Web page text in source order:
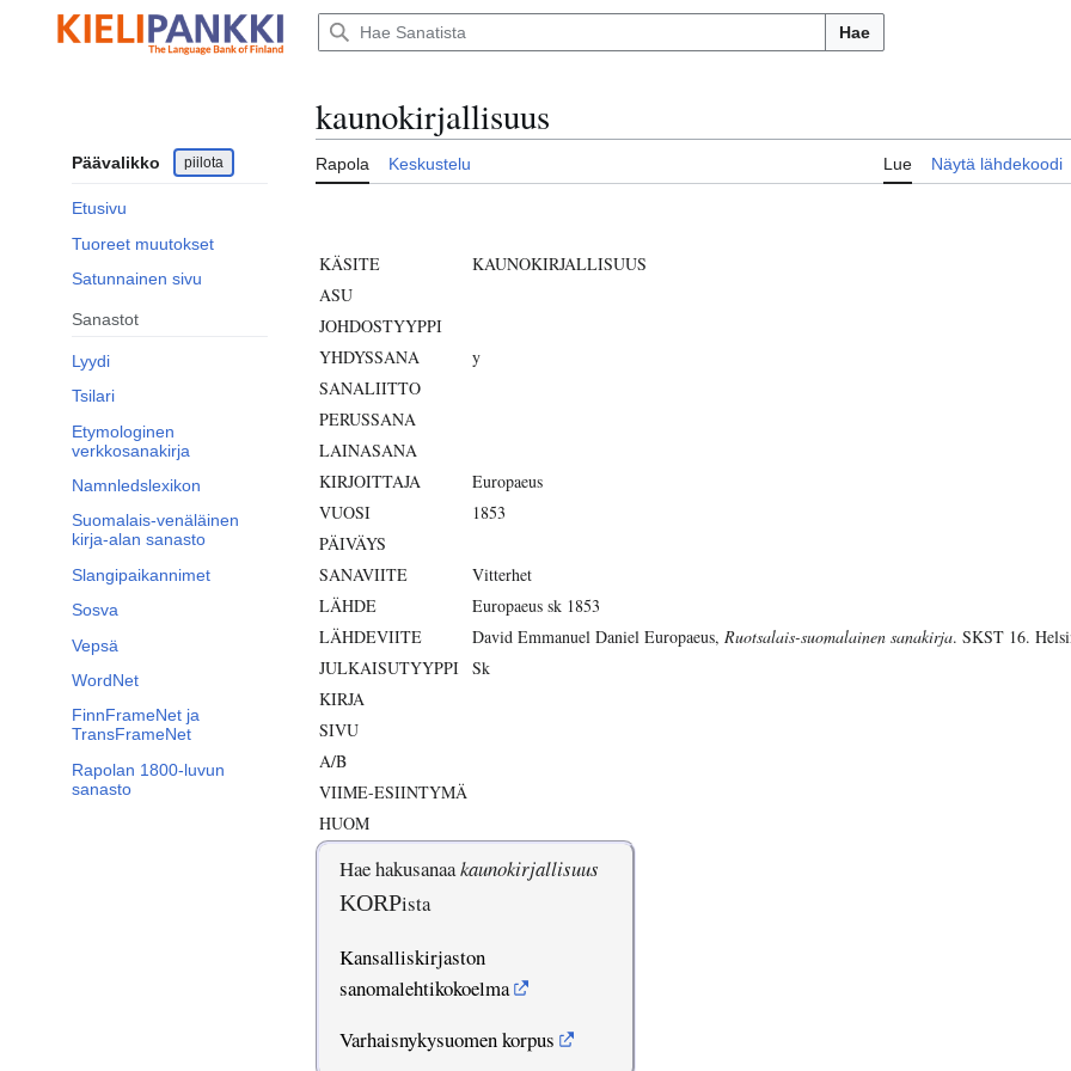
sisältöön
Hae
Päävalikko piilota
Etusivu
Tuoreet muutokset
Satunnainen sivu
Sanastot
Lyydi
Tsilari
Etymologinen
verkkosanakirja
Namnledslexikon
Suomalais-venäläinen
kirja-alan sanasto
Slangipaikannimet
Sosva
Vepsä
WordNet
FinnFrameNet ja
TransFrameNet
Rapolan 1800-luvun
sanasto
kaunokirjallisuus
Rapola Keskustelu Lue Näytä lähdekoodi
KÄSITE
KAUNOKIRJALLISUUS
ASU
JOHDOSTYYPPI
YHDYSSANA
y
SANALIITTO
PERUSSANA
LAINASANA
KIRJOITTAJA
Europaeus
VUOSI
1853
PÄIVÄYS
SANAVIITE
Vitterhet
LÄHDE
Europaeus sk 1853
LÄHDEVIITE
David Emmanuel Daniel Europaeus, Ruotsalais-suomalainen sanakirja. SKST 16.
JULKAISUTYYPPI Sk
KIRJA
SIVU
A/B
VIIME-ESIINTYMÄ
HUOM
Hae hakusanaakaunokirjallisuus
KORPista
Kansalliskirjaston
sanomalehtikokoelma
Varhaisnykysuomen korpus